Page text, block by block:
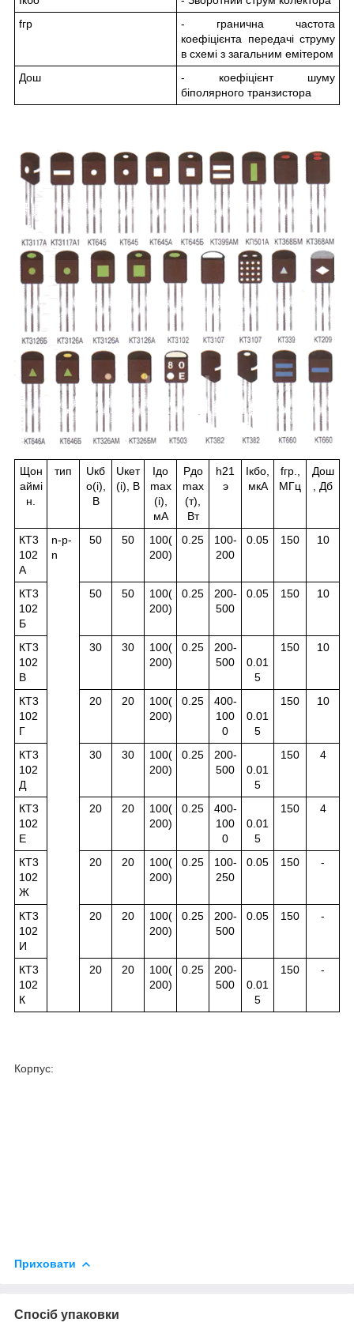
fгр
- гранична частота
коефіцієнта передачі струму
в схемі з загальним емітером
Дош
- коефіцієнт шуму
біполярного транзистора
Щон
аймі
н.
тип Uкб
о(і),
В
Uкет
(і), В
Iдо
max
(і),
мА
Pдо
max
(т),
Вт
h21
э
Iкбо
мкА
fгр.
МГц
Дош
, Дб
КТ3
102
А
n-p-
n
50 50
100(
200)
0.25
100-
200
0.05 150 10
КТ3
102
Б
50 50
100(
200)
0.25
200-
500
0.05 150 10
КТ3
102
В
30 30
100(
200)
0.25
200-
500
0.01
5
150 10
КТ3
102
Г
20 20
100(
200)
0.25
400-
100
0
0.01
5
150 10
КТ3
102
Д
30 30
100(
200)
0.25
200-
500
0.01
5
150 4
КТ3
102
Е
20 20
100(
200)
0.25
400-
100
0
0.01
5
150 4
КТ3
102
Ж
20 20
100(
200)
0.25
100-
250
0.05 150 -
КТ3
102
И
20 20
100(
200)
0.25
200-
500
0.05 150 -
КТ3
102
К
20 20
100(
200)
0.25
200-
500
0.01
5
150 -
Корпус:
Приховати
Спосіб упаковки